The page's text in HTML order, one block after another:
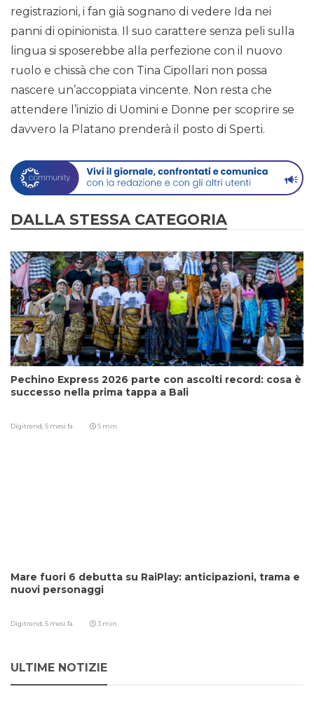
registrazioni, i fan già sognano di vedere Ida nei
panni di opinionista. Il suo carattere senza peli sulla
lingua si sposerebbe alla perfezione con il nuovo
ruolo e chissà che con Tina Cipollari non possa
nascere un’accoppiata vincente. Non resta che
attendere l’inizio di Uomini e Donne per scoprire se
davvero la Platano prenderà il posto di Sperti.
DALLA STESSA CATEGORIA
Pechino Express 2026 parte con ascolti record: cosa è
successo nella prima tappa a Bali
Digitrend, 5 mesi fa 5 min
Mare fuori 6 debutta su RaiPlay: anticipazioni, trama e
nuovi personaggi
Digitrend, 5 mesi fa 3 min
ULTIME NOTIZIE